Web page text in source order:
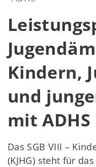
Kindern,
und
mit ADHS
Das SGB VIII –
(KJHG) steht für